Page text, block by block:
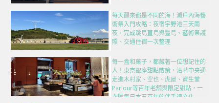
每天醒來都是不同的海！瀨戶內海藝
術祭入門攻略：夜宿宇野港三天兩
夜，完成跳島直島與豐島、藝術祭護
照、交通住宿一次整理
每一盒和菓子，都藏著一位想記住的
人！東京銀座甜點散策，沿著中央通
走進木村家、空也、虎屋、資生堂
Parlour等百年老舖與限定甜點，一
次匯集日本五百年的伴手禮文化